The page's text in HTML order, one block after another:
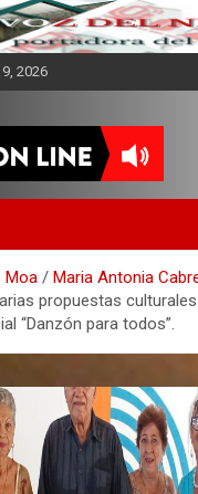
2026
Portadora
Moa
Maria Antonia
propuestas
“Danzón para todos”.